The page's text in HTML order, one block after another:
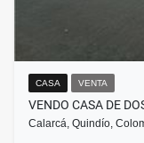
CASA VENTA
VENDO CASA DE
Calarcá, Quindío,